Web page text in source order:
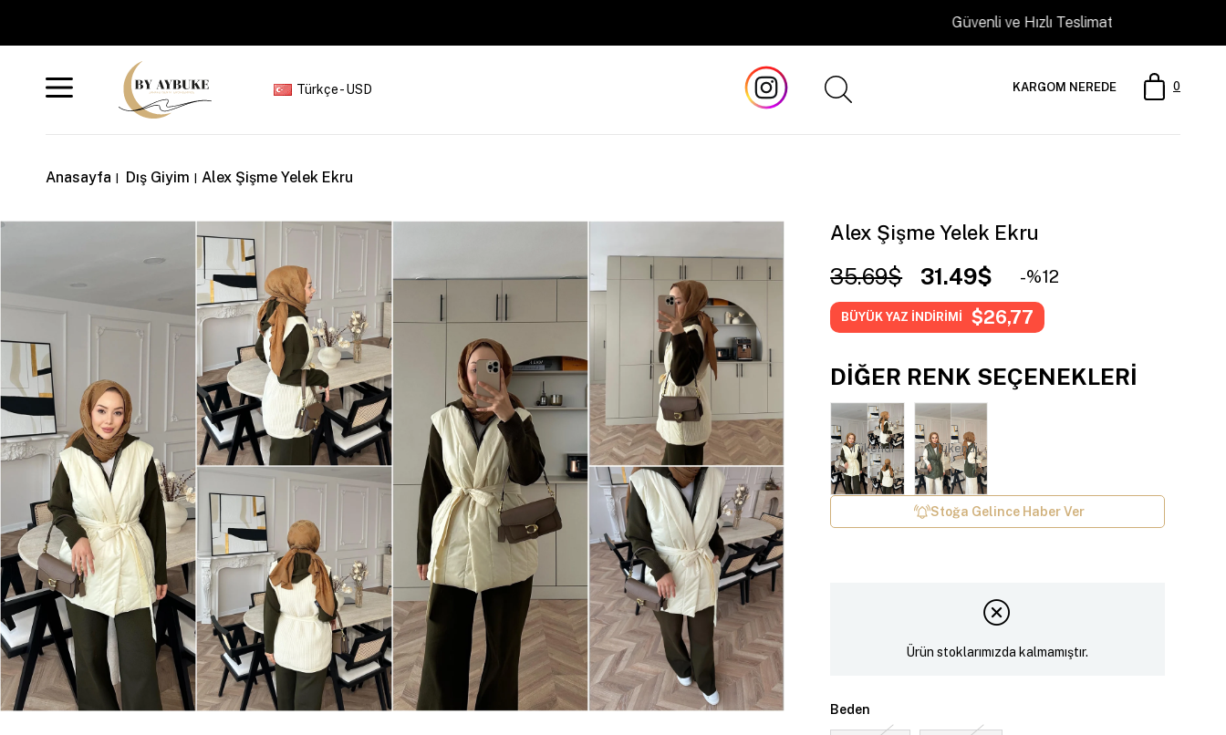
Türkçe - USD 0
KARGOM NEREDE
Anasayfa Dış Giyim Alex Şişme Yelek Ekru
Alex Şişme Yelek Ekru
35.69$ 31.49$ 12
BÜYÜK YAZ İNDİRİMİ $26,77
DIĞER RENK SEÇENEKLERI
Tükendi Tükendi
Stoğa Gelince Haber Ver
Ürün stoklarımızda kalmamıştır.
Beden